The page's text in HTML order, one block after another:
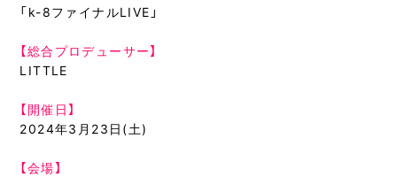
「k-8ファイナルLIVE」
【総合プロデューサー】
LITTLE
【開催日】
2024年3月23日(土)
【会場】